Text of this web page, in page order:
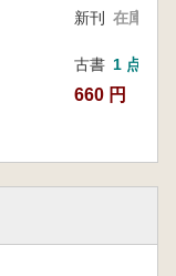
新刊 在庫なし
古書 1 点
660 円